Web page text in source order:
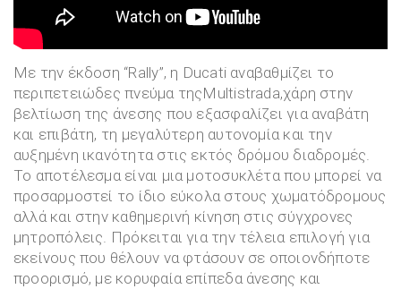
Με την έκδοση “Rally”, η Ducati αναβαθμίζει το
περιπετειώδες πνεύμα τηςMultistrada,χάρη στην
βελτίωση της άνεσης που εξασφαλίζει για αναβάτη
και επιβάτη, τη μεγαλύτερη αυτονομία και την
αυξημένη ικανότητα στις εκτός δρόμου διαδρομές.
Το αποτέλεσμα είναι μια μοτοσυκλέτα που μπορεί να
προσαρμοστεί το ίδιο εύκολα στους χωματόδρομους
αλλά και στην καθημερινή κίνηση στις σύγχρονες
μητροπόλεις. Πρόκειται για την τέλεια επιλογή για
εκείνους που θέλουν να φτάσουν σε οποιονδήποτε
προορισμό, με κορυφαία επίπεδα άνεσης και